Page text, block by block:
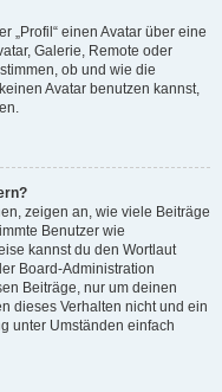
„Profil“ einen Avatar über eine
Galerie, Remote oder
ob und wie die
Avatar benutzen kannst,
zeigen an, wie viele Beiträge
Benutzer wie
kannst du den Wortlaut
Board-Administration
Beiträge, nur um deinen
dieses Verhalten nicht und ein
unter Umständen einfach